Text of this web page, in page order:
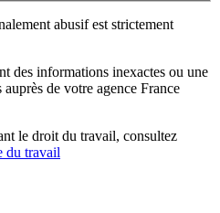
abusif est strictement
des informations inexactes ou une
auprès de votre agence France
le droit du travail, consultez
du travail